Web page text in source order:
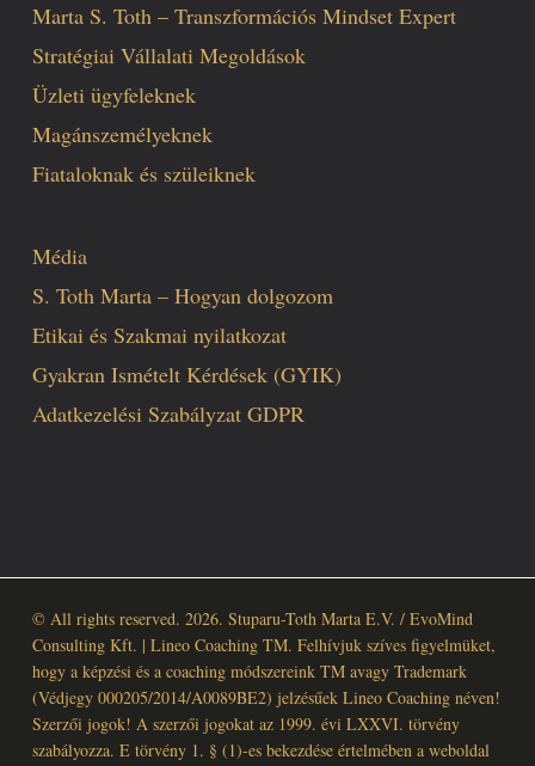
Marta S. Toth – Transzformációs Mindset Expert
Stratégiai Vállalati Megoldások
Üzleti ügyfeleknek
Magánszemélyeknek
Fiataloknak és szüleiknek
Média
S. Toth Marta – Hogyan dolgozom
Etikai és Szakmai nyilatkozat
Gyakran Ismételt Kérdések (GYIK)
Adatkezelési Szabályzat GDPR
© All rights reserved. 2026. Stuparu-Toth Marta E.V. / EvoMind
Consulting Kft. | Lineo Coaching TM. Felhívjuk szíves figyelmüket,
hogy a képzési és a coaching módszereink TM avagy Trademark
(Védjegy 000205/2014/A0089BE2) jelzésűek Lineo Coaching néven!
Szerzői jogok! A szerzői jogokat az 1999. évi LXXVI. törvény
szabályozza. E törvény 1. § (1)-es bekezdése értelmében a weboldal